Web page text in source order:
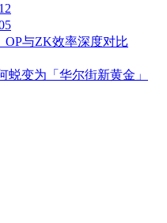
OP与ZK效率深度对比
蜕变为「华尔街新黄金」